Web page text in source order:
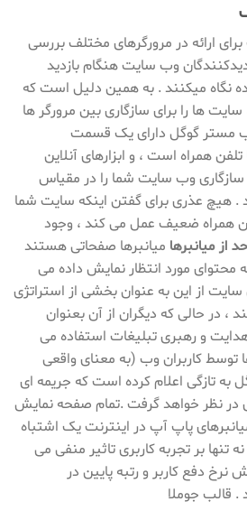
ارائه در مرورگرهای مختلف بررسی
وب سایت هنگام بازدید
نگاه میکنند . به همین دلیل است که
سایت ها را برای سازگاری بین مرورگر ها
مستر گوگل دارای یک قسمت
همراه است ، و ابزارهای آنلاین
سازگاری وب سایت شما را در مقیاس
. هیچ عذری برای گفتن اینکه سایت شما
همراه ضعیف عمل می کند ، وجود
از میانبرها میانبرها صفحاتی هستند
مورد انتظار نمایش داده می
از این به عنوان بخشی از استراتژی
، در حالی که دیگران از آن بعنوان
و رهبری تبلیغات استفاده می
توسط کاربران وب (به معنای واقعی
به تازگی اعلام کرده است که جریمه ای
در نظر خواهد گرفت .تمام صفحه نمایش
پاپ آپ در اینترنت یک اشتباه
بر تجربه کاربری تاثیر منفی می
نرخ دفع کاربر و رتبه پایین در
قالب جوملا